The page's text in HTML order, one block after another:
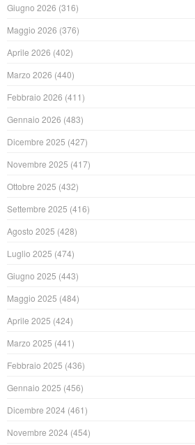
Giugno 2026 (316)
Maggio 2026 (376)
Aprile 2026 (402)
Marzo 2026 (440)
Febbraio 2026 (411)
Gennaio 2026 (483)
Dicembre 2025 (427)
Novembre 2025 (417)
Ottobre 2025 (432)
Settembre 2025 (416)
Agosto 2025 (428)
Luglio 2025 (474)
Giugno 2025 (443)
Maggio 2025 (484)
Aprile 2025 (424)
Marzo 2025 (441)
Febbraio 2025 (436)
Gennaio 2025 (456)
Dicembre 2024 (461)
Novembre 2024 (454)